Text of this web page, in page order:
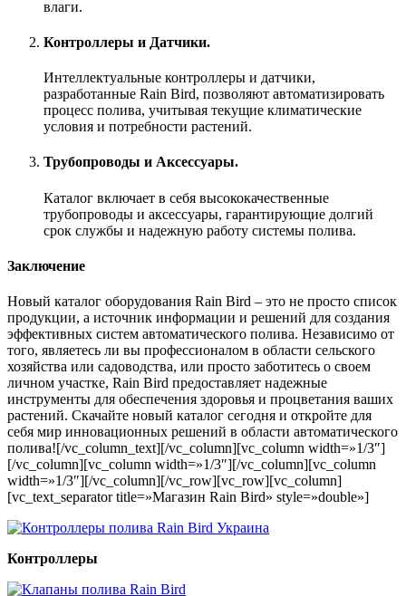
влаги.
Контроллеры и Датчики.
Интеллектуальные контроллеры и датчики,
разработанные Rain Bird, позволяют автоматизировать
процесс полива, учитывая текущие климатические
условия и потребности растений.
Трубопроводы и Аксессуары.
Каталог включает в себя высококачественные
трубопроводы и аксессуары, гарантирующие долгий
срок службы и надежную работу системы полива.
Заключение
Новый каталог оборудования Rain Bird – это не просто список
продукции, а источник информации и решений для создания
эффективных систем автоматического полива. Независимо от
того, являетесь ли вы профессионалом в области сельского
хозяйства или садоводства, или просто заботитесь о своем
личном участке, Rain Bird предоставляет надежные
инструменты для обеспечения здоровья и процветания ваших
растений. Скачайте новый каталог сегодня и откройте для
себя мир инновационных решений в области автоматического
полива![/vc_column_text][/vc_column][vc_column width=»1/3″]
[/vc_column][vc_column width=»1/3″][/vc_column][vc_column
width=»1/3″][/vc_column][/vc_row][vc_row][vc_column]
[vc_text_separator title=»Магазин Rain Bird» style=»double»]
Контроллеры